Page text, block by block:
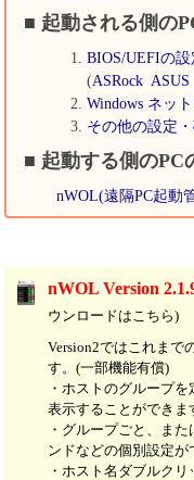
■ 起動される側の
BIOS/UEFIの設
(ASRock ASUS
Windows ネッ
その他の設定
■ 起動する側のPC
nWOL(遠隔PC起動
nWOL Version
ウンロードはこちら)
Version2ではこれまで
す。(一部機能有償)
・ホストのグループ
表示することができま
・グループごと、ま
ンドなどの個別設定が
・ホスト名ダブルク